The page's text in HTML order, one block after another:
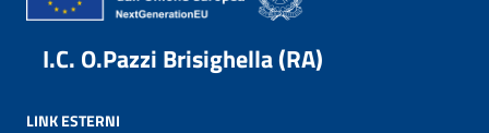
I.C. O.Pazzi Brisighella (RA)
LINK ESTERNI